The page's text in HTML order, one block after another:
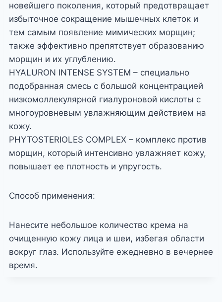
новейшего поколения, который предотвращает
избыточное сокращение мышечных клеток и
тем самым появление мимических морщин;
также эффективно препятствует образованию
морщин и их углублению.
HYALURON INTENSE SYSTEM – специально
подобранная смесь с большой концентрацией
низкомоллекулярной гиалуроновой кислоты с
многоуровневым увлажняющим действием на
кожу.
PHYTOSTERIOLES COMPLEX – комплекс против
морщин, который интенсивно увлажняет кожу,
повышает ее плотность и упругость.
Способ применения:
Нанесите небольшое количество крема на
очищенную кожу лица и шеи, избегая области
вокруг глаз. Используйте ежедневно в вечернее
время.